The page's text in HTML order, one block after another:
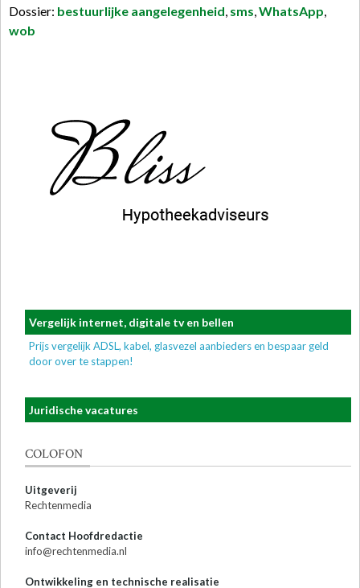
Dossier: bestuurlijke aangelegenheid, sms,WhatsApp,
wob
Vergelijk internet, digitale tv en bellen
Prijs vergelijk ADSL, kabel, glasvezel aanbieders en bespaar geld
door over te stappen!
Juridische vacatures
COLOFON
Uitgeverij
Rechtenmedia
Contact Hoofdredactie
info@rechtenmedia.nl
Ontwikkeling en technische realisatie